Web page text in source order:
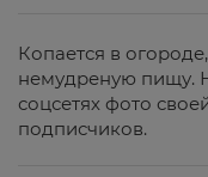
Копается в
немудреную пищу.
соцсетях фото
подписчиков.